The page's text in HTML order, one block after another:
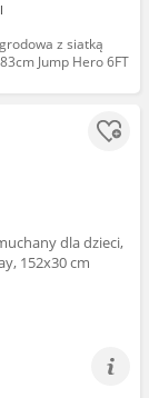
z siatką
Jump Hero 6FT